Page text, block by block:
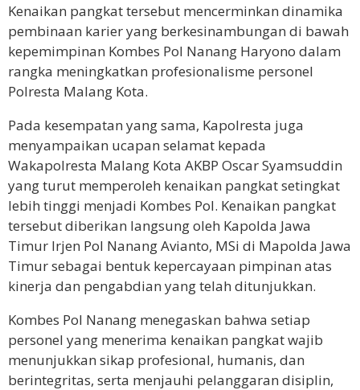
Kenaikan pangkat tersebut mencerminkan dinamika
pembinaan karier yang berkesinambungan di bawah
kepemimpinan Kombes Pol Nanang Haryono dalam
rangka meningkatkan profesionalisme personel
Polresta Malang Kota.
Pada kesempatan yang sama, Kapolresta juga
menyampaikan ucapan selamat kepada
Wakapolresta Malang Kota AKBP Oscar Syamsuddin
yang turut memperoleh kenaikan pangkat setingkat
lebih tinggi menjadi Kombes Pol. Kenaikan pangkat
tersebut diberikan langsung oleh Kapolda Jawa
Timur Irjen Pol Nanang Avianto, MSi di Mapolda Jawa
Timur sebagai bentuk kepercayaan pimpinan atas
kinerja dan pengabdian yang telah ditunjukkan.
Kombes Pol Nanang menegaskan bahwa setiap
personel yang menerima kenaikan pangkat wajib
menunjukkan sikap profesional, humanis, dan
berintegritas, serta menjauhi pelanggaran disiplin,